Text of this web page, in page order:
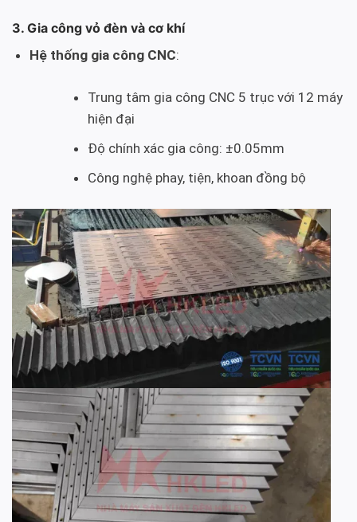
3. Gia công vỏ đèn và cơ khí
Hệ thống gia công CNC:
Trung tâm gia công CNC 5 trục với 12 máy
hiện đại
Độ chính xác gia công: ±0.05mm
Công nghệ phay, tiện, khoan đồng bộ